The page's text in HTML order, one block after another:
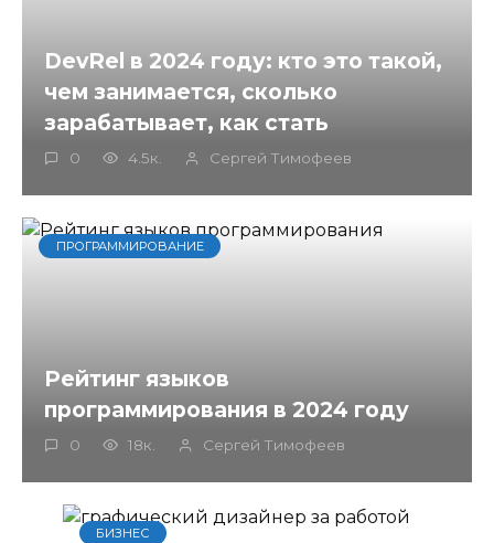
DevRel в 2024 году: кто это такой,
чем занимается, сколько
зарабатывает, как стать
0 4.5к. Сергей Тимофеев
ПРОГРАММИРОВАНИЕ
Рейтинг языков
программирования в 2024 году
0 18к. Сергей Тимофеев
БИЗНЕС